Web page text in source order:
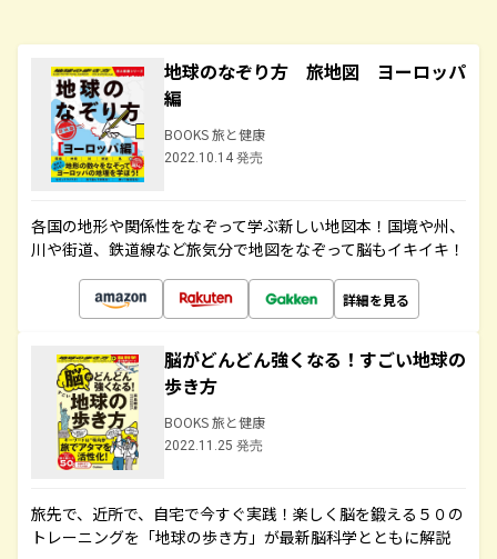
地球のなぞり方 旅地図 ヨーロッパ
編
BOOKS 旅と健康
2022.10.14 発売
各国の地形や関係性をなぞって学ぶ新しい地図本！国境や州、
川や街道、鉄道線など旅気分で地図をなぞって脳もイキイキ！
詳細を見る
脳がどんどん強くなる！すごい地球の
歩き方
BOOKS 旅と健康
2022.11.25 発売
旅先で、近所で、自宅で今すぐ実践！楽しく脳を鍛える５０の
トレーニングを「地球の歩き方」が最新脳科学とともに解説